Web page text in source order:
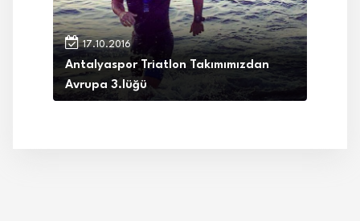
17.10.2016
Antalyaspor Triatlon Takımımızdan
Avrupa 3.lüğü